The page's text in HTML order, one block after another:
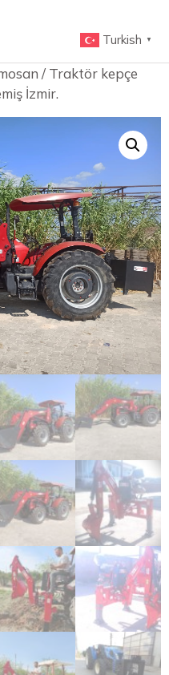
Turkish ▼
/ Traktör kepçe
İzmir.